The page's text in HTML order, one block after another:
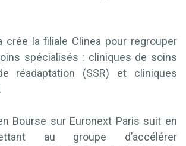
crée la filiale Clinea pour regrouper
spécialisés : cliniques de soins
réadaptation (SSR) et cliniques
Bourse sur Euronext Paris suit en
au groupe d’accélérer